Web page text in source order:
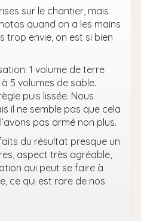
sur le chantier, mais
quand on a les mains
trop envie, on est si bien
1 volume de terre
5 volumes de sable.
puis lissée. Nous
il ne semble pas que cela
pas armé non plus.
du résultat presque un
aspect très agréable,
qui peut se faire à
ce qui est rare de nos